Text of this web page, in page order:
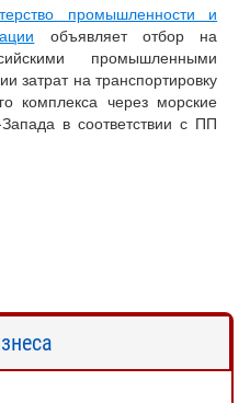
промышленности и
объявляет отбор на
промышленными
затрат на транспортировку
комплекса через морские
в соответствии с ПП